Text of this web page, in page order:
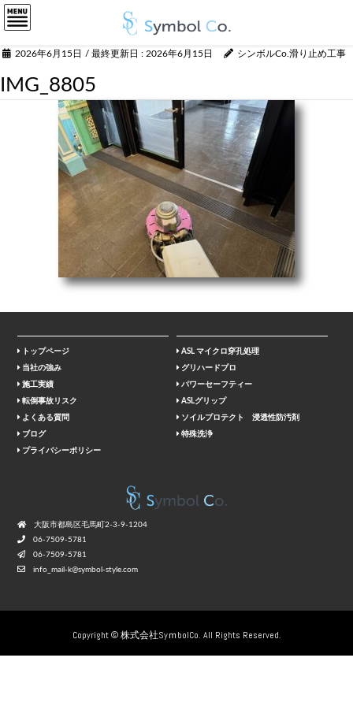
2026年6月15日 / 最終更新日 : 2026年6月15日 シンボルCo.滑り止め工事
IMG_8805
トップページ
当社の強み
施工実績
転倒事故リスク
よくある質問
ブログ
プライバシーポリシー
ASL マイクロ穿孔処理
グリハードプロ
パワーセーフティー
ASLグリップ
ソイルプロテクト 浸透性防汚剤
特殊洗浄
⼤阪市都島区⽑⾺町2-3-9-1204
06-7509-5781
06-7509-5781
info_mail-k@symbol-style.com
Copyright © 株式会社SyｍbolCo. All Rights Reserved.